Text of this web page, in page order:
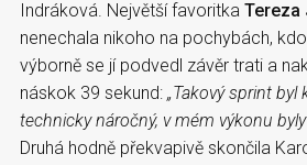
Indráková. Největší favoritka Tereza
nenechala nikoho na pochybách,
výborně se jí podvedl závěr trati a
náskok 39 sekund: „Takový sprint byl
technicky náročný, v mém výkonu byly
Druhá hodně překvapivě skončila